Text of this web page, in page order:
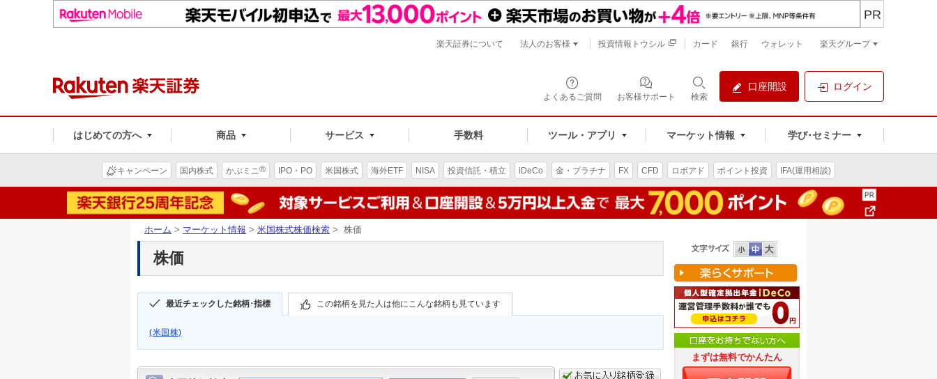
よくあるご質問 お客様サポート 検索
口座開設 ログイン
はじめての方へ 商品 サービス 手数料 ツール・アプリ マーケット情報 学び･セミナー
PR
楽天証券について 法人のお客様 投資情報トウシル カード 銀行 ウォレット 楽天グループ
キャンペーン 国内株式 かぶミニ® IPO・PO 米国株式 海外ETF NISA 投資信託・積立 iDeCo 金・プラチナ FX CFD ロボアド ポイント投資 IFA(運用相談)
ホーム > マーケット情報 > 米国株式株価検索 > 株価
株価
最近チェックした銘柄･指標 この銘柄を見た人は他にこんな銘柄も見ています
(米国株)
まずは無料でかんたん